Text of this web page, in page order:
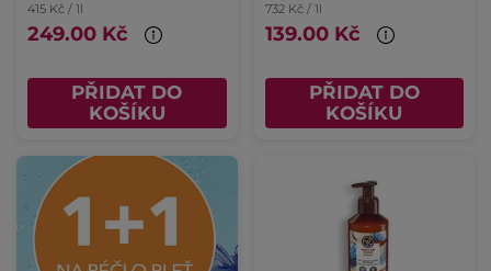
415 Kč / 1l
249.00 Kč
PŘIDAT DO
KOŠÍKU
732 Kč / 1l
139.00 Kč
PŘIDAT DO
KOŠÍKU